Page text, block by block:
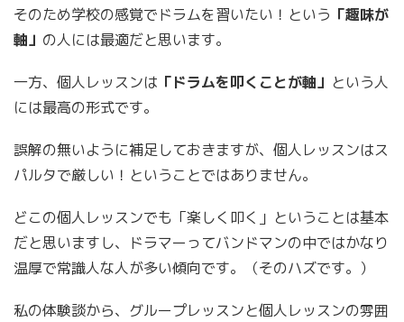
そのため学校の感覚でドラムを習いたい！という 「趣味が
軸」 の人には最適だと思います。
一方、個人レッスンは 「ドラムを叩くことが軸」 という人
には最高の形式です。
誤解の無いように補足しておきますが、個人レッスンはス
パルタで厳しい！ということではありません。
どこの個人レッスンでも「楽しく叩く」ということは基本
だと思いますし、ドラマーってバンドマンの中ではかなり
温厚で常識人な人が多い傾向です。（そのハズです。）
私の体験談から、グループレッスンと個人レッスンの雰囲